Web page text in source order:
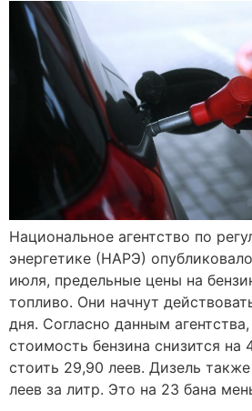
Национальное агентство по
энергетике (НАРЭ)
июля, предельные цены на
топливо. Они начнут
дня. Согласно данным
стоимость бензина снизится на
стоить 29,90 леев. Дизель
леев за литр. Это на 23 бана